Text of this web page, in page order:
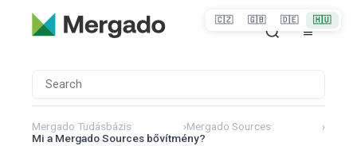
Mergado Tudásbázis ›Mergado Sources
›
Mi a Mergado Sources bővítmény?
🇨🇿 🇬🇧 🇩🇪 🇭🇺